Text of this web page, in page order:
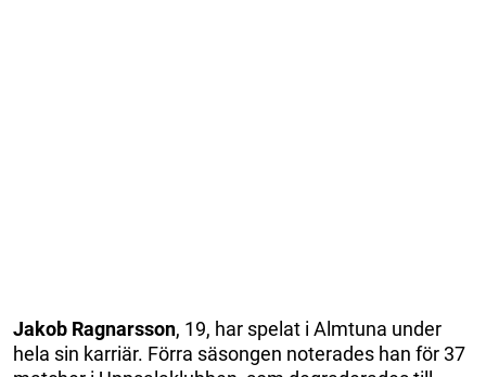
Jakob Ragnarsson, 19, har spelat i Almtuna under
hela sin karriär. Förra säsongen noterades han för 37